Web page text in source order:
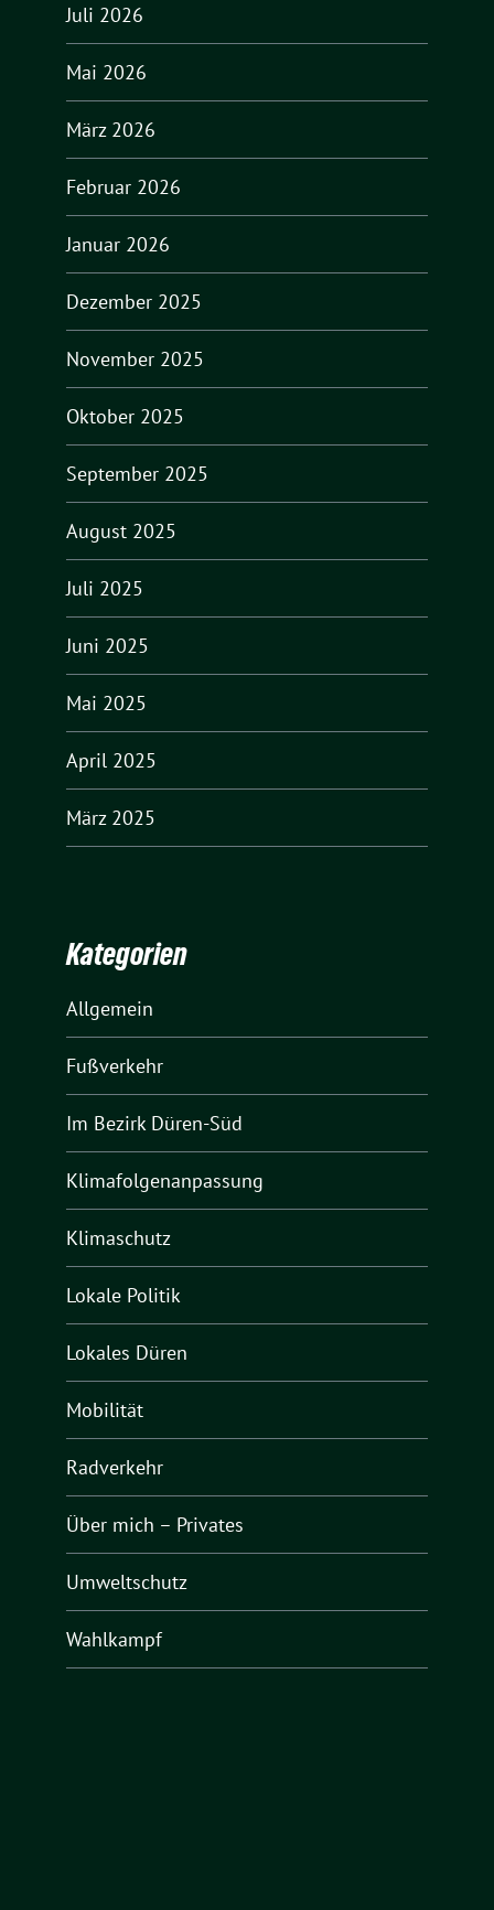
Juli 2026
Mai 2026
März 2026
Februar 2026
Januar 2026
Dezember 2025
November 2025
Oktober 2025
September 2025
August 2025
Juli 2025
Juni 2025
Mai 2025
April 2025
März 2025
Kategorien
Allgemein
Fußverkehr
Im Bezirk Düren-Süd
Klimafolgenanpassung
Klimaschutz
Lokale Politik
Lokales Düren
Mobilität
Radverkehr
Über mich – Privates
Umweltschutz
Wahlkampf